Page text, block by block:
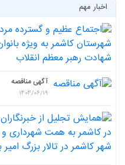
اخبار مهم
آگهی مناقصه
1404/06/19